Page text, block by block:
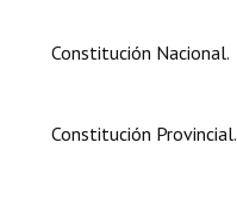
Informes de Gestión
Constitución Nacional.
Constitución Provincial.